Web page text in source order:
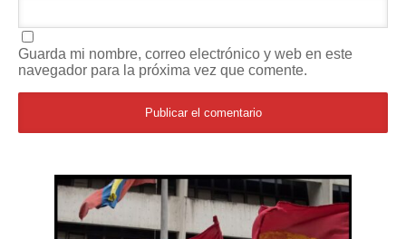
Guarda mi nombre, correo electrónico y web en este
navegador para la próxima vez que comente.